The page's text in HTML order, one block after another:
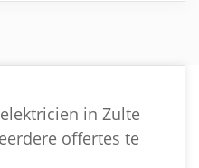
in Zulte
offertes te